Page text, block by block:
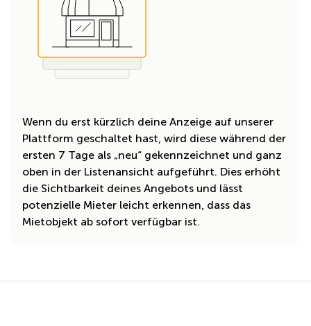
Wenn du erst kürzlich deine Anzeige auf unserer
Plattform geschaltet hast, wird diese während der
ersten 7 Tage als „neu“ gekennzeichnet und ganz
oben in der Listenansicht aufgeführt. Dies erhöht
die Sichtbarkeit deines Angebots und lässt
potenzielle Mieter leicht erkennen, dass das
Mietobjekt ab sofort verfügbar ist.